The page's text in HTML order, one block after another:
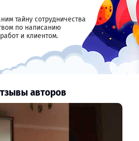
тайну сотрудничества
по написанию
и клиентом.
авторов